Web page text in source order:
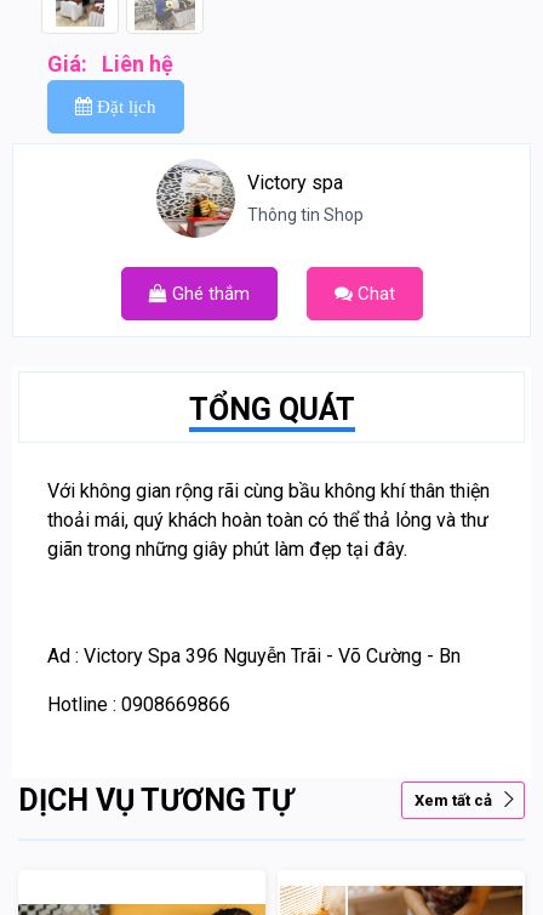
Giá: Liên hệ
Đặt lịch
Victory spa
Thông tin Shop
Ghé thắm Chat
TỔNG QUÁT
Với không gian rộng rãi cùng bầu không khí thân thiện
thoải mái, quý khách hoàn toàn có thể thả lỏng và thư
giãn trong những giây phút làm đẹp tại đây.
Ad : Victory Spa 396 Nguyễn Trãi - Võ Cường - Bn
Hotline : 0908669866
DỊCH VỤ TƯƠNG TỰ Xem tất cả